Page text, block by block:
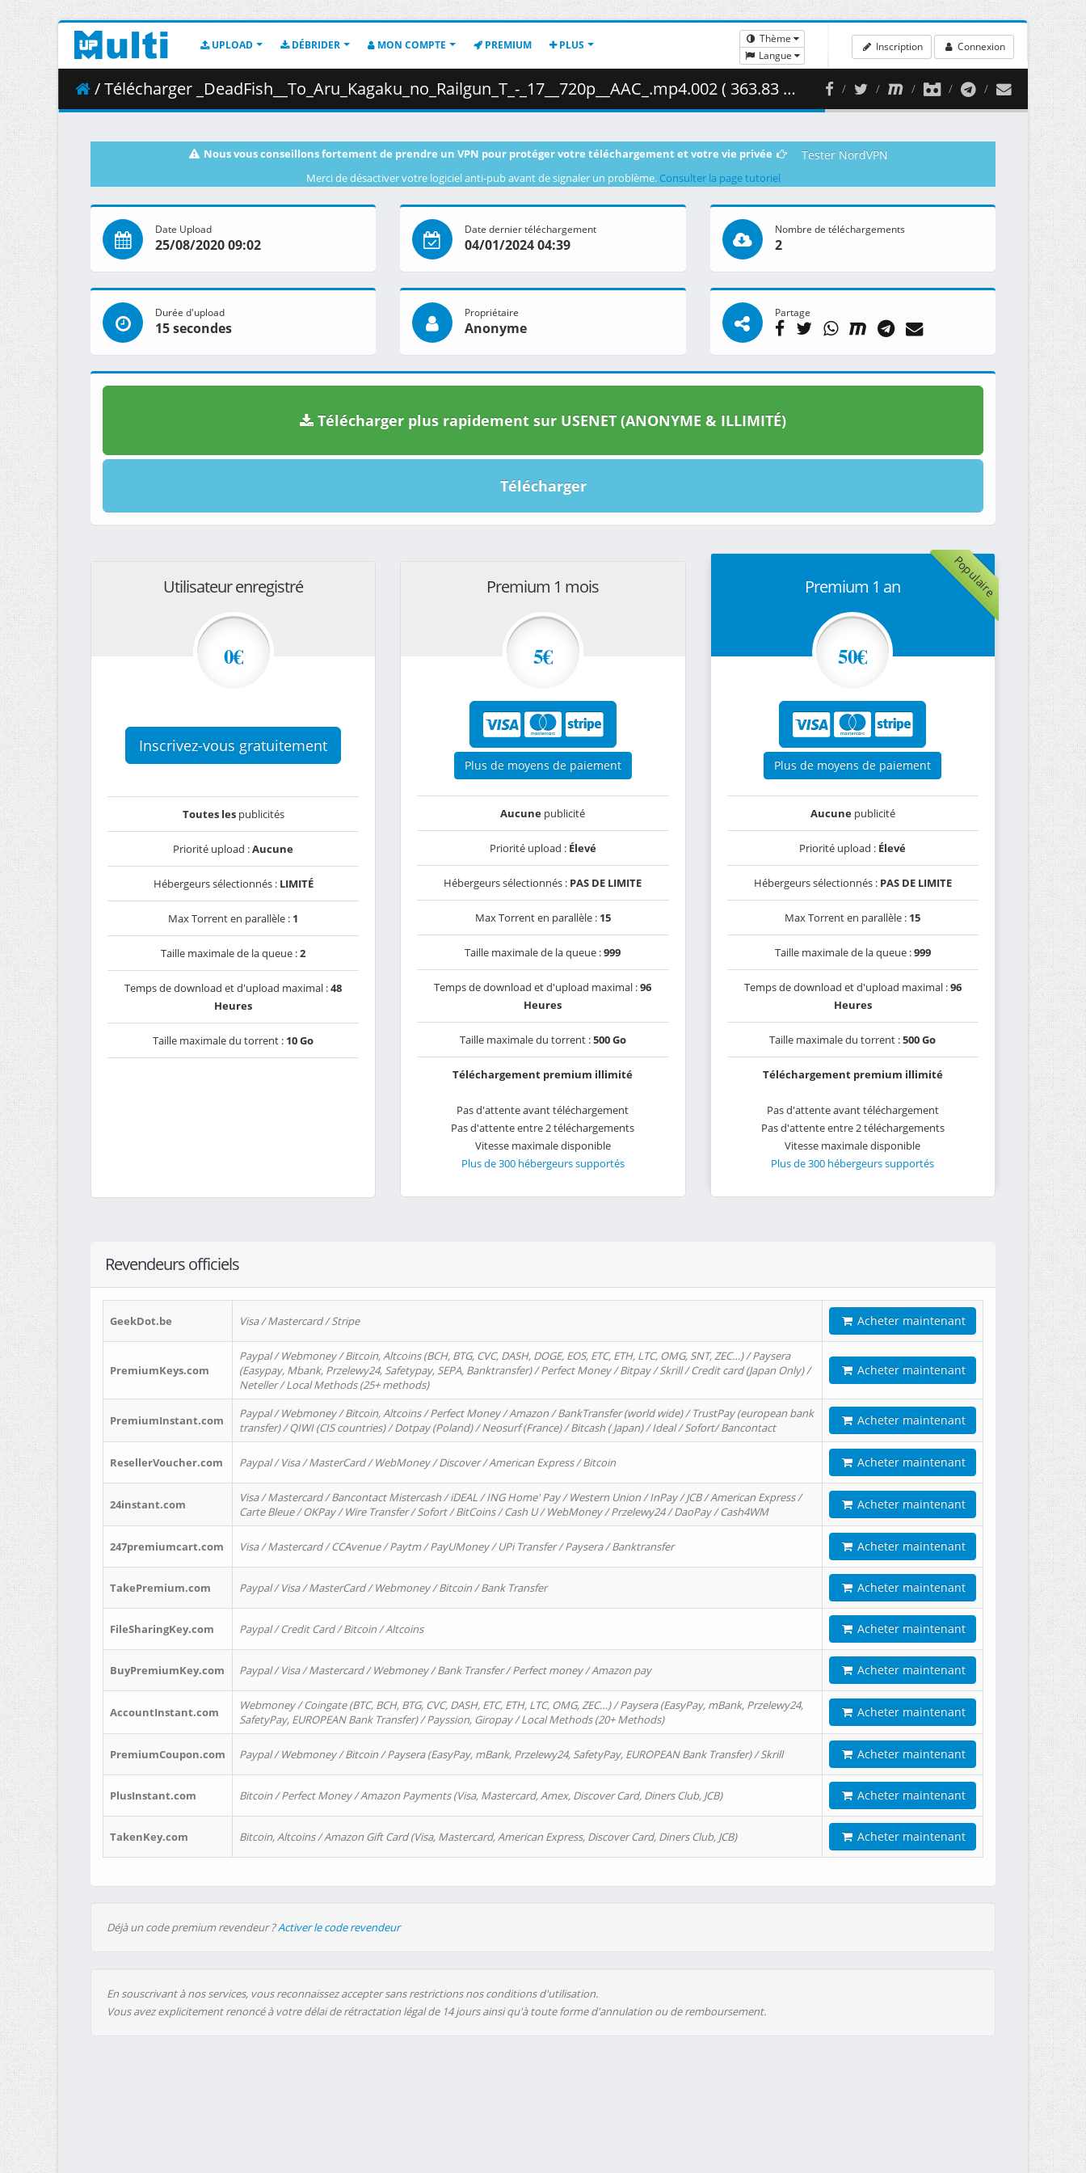
UPLOAD DÉBRIDER MON COMPTE PREMIUM PLUS
Thème
Langue
Inscription Connexion
/ Télécharger _DeadFish__To_Aru_Kagaku_no_Railgun_T_-_17__720p__AAC_.mp4.002 ( 363.83 MB )
Nous vous conseillons fortement de prendre un VPN pour protéger votre téléchargement et votre vie privée Tester NordVPN
Merci de désactiver votre logiciel anti-pub avant de signaler un problème. Consulter la page tutoriel
Date Upload
25/08/2020 09:02
Date dernier téléchargement
04/01/2024 04:39
Nombre de téléchargements
2
Durée d'upload
15 secondes
Propriétaire
Anonyme
Partage
Télécharger plus rapidement sur USENET (ANONYME & ILLIMITÉ)
Télécharger
Utilisateur enregistré
0€
Inscrivez-vous gratuitement
Toutes lespublicités
Priorité upload :Aucune
Hébergeurs sélectionnés : LIMITÉ
Max Torrent en parallèle : 1
Taille maximale de la queue :2
Temps de download et d'upload maximal :48
Heures
Taille maximale du torrent : 10 Go
Premium 1 mois
5€
Plus de moyens de paiement
Aucune publicité
Priorité upload : Élevé
Hébergeurs sélectionnés : PAS DE LIMITE
Max Torrent en parallèle : 15
Taille maximale de la queue :999
Temps de download et d'upload maximal :96
Heures
Taille maximale du torrent :500 Go
Téléchargement premium illimité
Pas d'attente avant téléchargement
Pas d'attente entre 2 téléchargements
Vitesse maximale disponible
Plus de 300 hébergeurs supportés
Populaire
Premium 1 an
50€
Plus de moyens de paiement
Aucunepublicité
Priorité upload : Élevé
Hébergeurs sélectionnés : PAS DE LIMITE
Max Torrent en parallèle : 15
Taille maximale de la queue :999
Temps de download et d'upload maximal :96
Heures
Taille maximale du torrent :500 Go
Téléchargement premium illimité
Pas d'attente avant téléchargement
Pas d'attente entre 2 téléchargements
Vitesse maximale disponible
Plus de 300 hébergeurs supportés
Revendeurs officiels
GeekDot.be Visa / Mastercard / Stripe Acheter maintenant
PremiumKeys.com
Paypal / Webmoney / Bitcoin, Altcoins (BCH, BTG, CVC, DASH, DOGE, EOS, ETC, ETH, LTC, OMG, SNT, ZEC…) / Paysera
(Easypay, Mbank, Przelewy24, Safetypay, SEPA, Banktransfer) / Perfect Money / Bitpay / Skrill / Credit card (Japan Only) /
Neteller / Local Methods (25+ methods)
Acheter maintenant
PremiumInstant.com
Paypal / Webmoney / Bitcoin, Altcoins / Perfect Money / Amazon / BankTransfer (world wide) / TrustPay (european bank
transfer) / QIWI (CIS countries) / Dotpay (Poland) / Neosurf (France) / Bitcash ( Japan) / Ideal / Sofort/ Bancontact
Acheter maintenant
ResellerVoucher.com Paypal / Visa / MasterCard / WebMoney / Discover / American Express / Bitcoin Acheter maintenant
24instant.com
Visa / Mastercard / Bancontact Mistercash / iDEAL / ING Home' Pay / Western Union / InPay / JCB / American Express /
Carte Bleue / OKPay / Wire Transfer / Sofort / BitCoins / Cash U / WebMoney / Przelewy24 / DaoPay / Cash4WM
Acheter maintenant
247premiumcart.com Visa / Mastercard / CCAvenue / Paytm / PayUMoney / UPi Transfer / Paysera / Banktransfer Acheter maintenant
TakePremium.com Paypal / Visa / MasterCard / Webmoney / Bitcoin / Bank Transfer Acheter maintenant
FileSharingKey.com Paypal / Credit Card / Bitcoin / Altcoins Acheter maintenant
BuyPremiumKey.com Paypal / Visa / Mastercard / Webmoney / Bank Transfer / Perfect money / Amazon pay Acheter maintenant
AccountInstant.com
Webmoney / Coingate (BTC, BCH, BTG, CVC, DASH, ETC, ETH, LTC, OMG, ZEC…) / Paysera (EasyPay, mBank, Przelewy24,
SafetyPay, EUROPEAN Bank Transfer) / Payssion, Giropay / Local Methods (20+ Methods)
Acheter maintenant
PremiumCoupon.com Paypal / Webmoney / Bitcoin / Paysera (EasyPay, mBank, Przelewy24, SafetyPay, EUROPEAN Bank Transfer) / Skrill Acheter maintenant
PlusInstant.com Bitcoin / Perfect Money / Amazon Payments (Visa, Mastercard, Amex, Discover Card, Diners Club, JCB) Acheter maintenant
TakenKey.com Bitcoin, Altcoins / Amazon Gift Card (Visa, Mastercard, American Express, Discover Card, Diners Club, JCB) Acheter maintenant
Déjà un code premium revendeur ?Activer le code revendeur
En souscrivant à nos services, vous reconnaissez accepter sans restrictions nos conditions d'utilisation.
Vous avez explicitement renoncé à votre délai de rétractation légal de 14 jours ainsi qu'à toute forme d'annulation ou de remboursement.